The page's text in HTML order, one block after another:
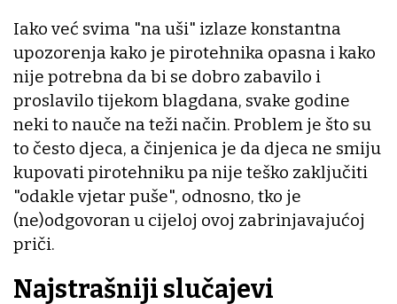
Iako već svima "na uši" izlaze konstantna
upozorenja kako je pirotehnika opasna i kako
nije potrebna da bi se dobro zabavilo i
proslavilo tijekom blagdana, svake godine
neki to nauče na teži način. Problem je što su
to često djeca, a činjenica je da djeca ne smiju
kupovati pirotehniku pa nije teško zaključiti
"odakle vjetar puše", odnosno, tko je
(ne)odgovoran u cijeloj ovoj zabrinjavajućoj
priči.
Najstrašniji slučajevi